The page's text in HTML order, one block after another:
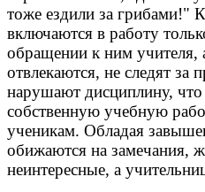
тоже ездили за грибами!"
включаются в работу
обращении к ним учителя,
отвлекаются, не следят за
нарушают дисциплину,
собственную учебную
ученикам. Обладая
обижаются на замечания,
неинтересные, а